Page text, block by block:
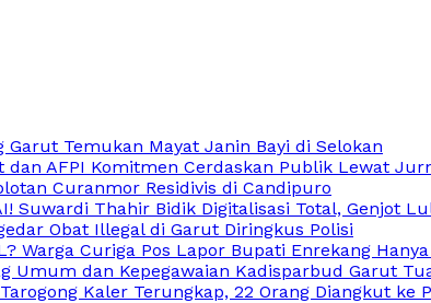
Garut Temukan Mayat Janin Bayi di Selokan
dan AFPI Komitmen Cerdaskan Publik Lewat
Curanmor Residivis di Candipuro
Suwardi Thahir Bidik Digitalisasi Total, Genjot
Obat Illegal di Garut Diringkus Polisi
Warga Curiga Pos Lapor Bupati Enrekang
Umum dan Kepegawaian Kadisparbud Garut
Kaler Terungkap, 22 Orang Diangkut ke